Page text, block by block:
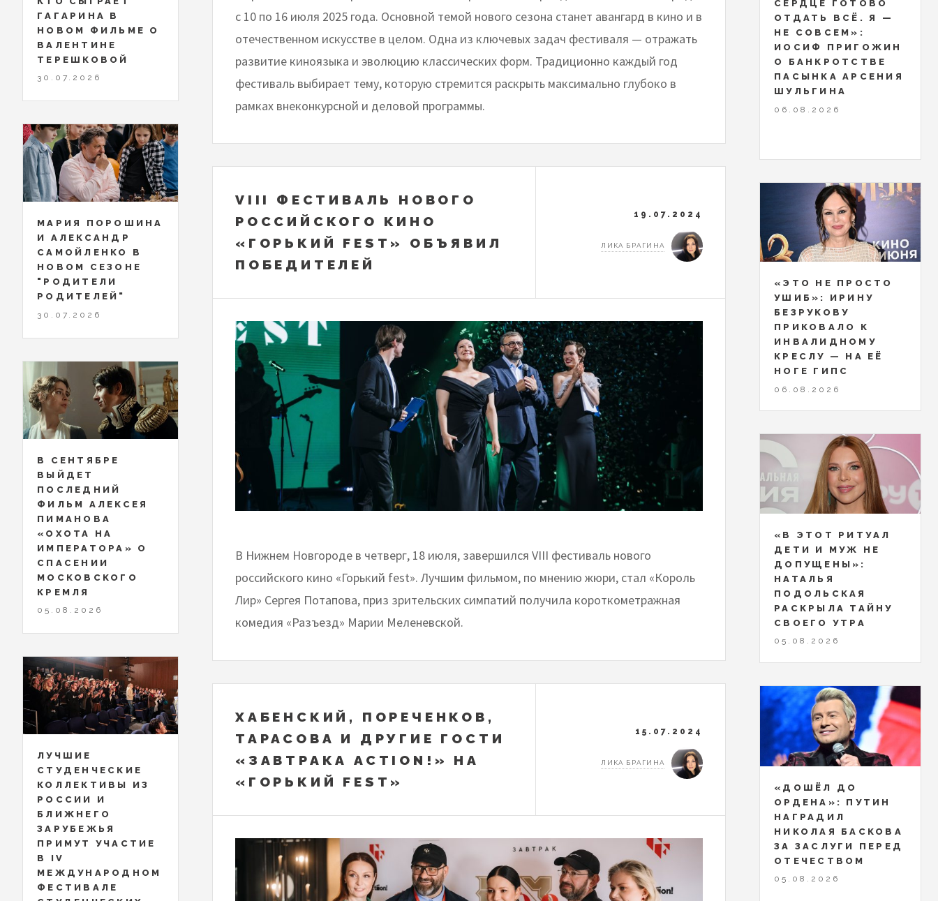
с 10 по 16 июля 2025 года. Основной темой нового сезона станет авангард в кино и в
отечественном искусстве в целом. Одна из ключевых задач фестиваля — отражать
развитие киноязыка и эволюцию классических форм. Традиционно каждый год
фестиваль выбирает тему, которую стремится раскрыть максимально глубоко в
рамках внеконкурсной и деловой программы.
VIII ФЕСТИВАЛЬ НОВОГО
РОССИЙСКОГО КИНО
«ГОРЬКИЙ FEST» ОБЪЯВИЛ
ПОБЕДИТЕЛЕЙ
19.07.2024
ЛИКА БРАГИНА
В Нижнем Новгороде в четверг, 18 июля, завершился VIII фестиваль нового
российского кино «Горький fest». Лучшим фильмом, по мнению жюри, стал «Король
Лир» Сергея Потапова, приз зрительских симпатий получила короткометражная
комедия «Разъезд» Марии Меленевской.
ХАБЕНСКИЙ, ПОРЕЧЕНКОВ,
ТАРАСОВА И ДРУГИЕ ГОСТИ
«ЗАВТРАКА ACTION!» НА
«ГОРЬКИЙ FEST»
15.07.2024
ЛИКА БРАГИНА
ГАГАРИНА В
НОВОМ ФИЛЬМЕ О
ВАЛЕНТИНЕ
ТЕРЕШКОВОЙ
30.07.2026
МАРИЯ ПОРОШИНА
И АЛЕКСАНДР
САМОЙЛЕНКО В
НОВОМ СЕЗОНЕ
"РОДИТЕЛИ
РОДИТЕЛЕЙ"
30.07.2026
В СЕНТЯБРЕ
ВЫЙДЕТ
ПОСЛЕДНИЙ
ФИЛЬМ АЛЕКСЕЯ
ПИМАНОВА
«ОХОТА НА
ИМПЕРАТОРА» О
СПАСЕНИИ
МОСКОВСКОГО
КРЕМЛЯ
05.08.2026
ЛУЧШИЕ
СТУДЕНЧЕСКИЕ
КОЛЛЕКТИВЫ ИЗ
РОССИИ И
БЛИЖНЕГО
ЗАРУБЕЖЬЯ
ПРИМУТ УЧАСТИЕ
В IV
МЕЖДУНАРОДНОМ
ФЕСТИВАЛЕ
СЕРДЦЕ ГОТОВО
ОТДАТЬ ВСЁ. Я —
НЕ СОВСЕМ»:
ИОСИФ ПРИГОЖИН
О БАНКРОТСТВЕ
ПАСЫНКА АРСЕНИЯ
ШУЛЬГИНА
06.08.2026
«ЭТО НЕ ПРОСТО
УШИБ»: ИРИНУ
БЕЗРУКОВУ
ПРИКОВАЛО К
ИНВАЛИДНОМУ
КРЕСЛУ — НА ЕЁ
НОГЕ ГИПС
06.08.2026
«В ЭТОТ РИТУАЛ
ДЕТИ И МУЖ НЕ
ДОПУЩЕНЫ»:
НАТАЛЬЯ
ПОДОЛЬСКАЯ
РАСКРЫЛА ТАЙНУ
СВОЕГО УТРА
05.08.2026
«ДОШЁЛ ДО
ОРДЕНА»: ПУТИН
НАГРАДИЛ
НИКОЛАЯ БАСКОВА
ЗА ЗАСЛУГИ ПЕРЕД
ОТЕЧЕСТВОМ
05.08.2026